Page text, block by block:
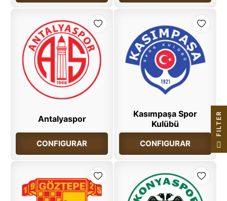
Antalyaspor
CONFIGURAR
Kasımpaşa Spor
Kulübü
CONFIGURAR
R